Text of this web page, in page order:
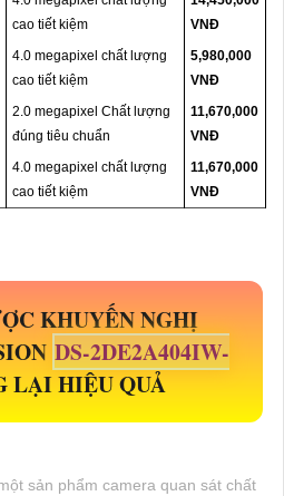
cao tiết kiệm
VNĐ
4.0 megapixel chất lượng
cao tiết kiệm
5,980,000
VNĐ
2.0 megapixel Chất lượng
đúng tiêu chuẩn
11,670,000
VNĐ
4.0 megapixel chất lượng
cao tiết kiệm
11,670,000
VNĐ
KHUYẾN NGHỊ
DS-2DE2A404IW-
LẠI HIỆU QUẢ
sản phẩm camera quan sát chất